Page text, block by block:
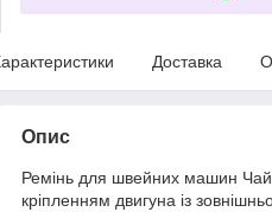
Доставка
Опис
Ремінь для швейних машин
кріпленням двигуна із